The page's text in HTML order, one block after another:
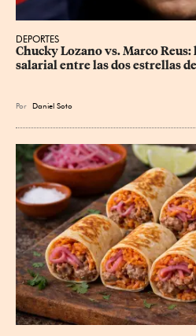
DEPORTES
Chucky Lozano vs. Marco
salarial entre las dos estrellas
Por Daniel Soto